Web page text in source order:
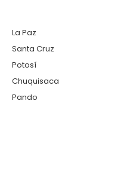
La Paz
Santa Cruz
Potosí
Chuquisaca
Pando